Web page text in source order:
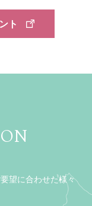
ト
望に合わせた様々